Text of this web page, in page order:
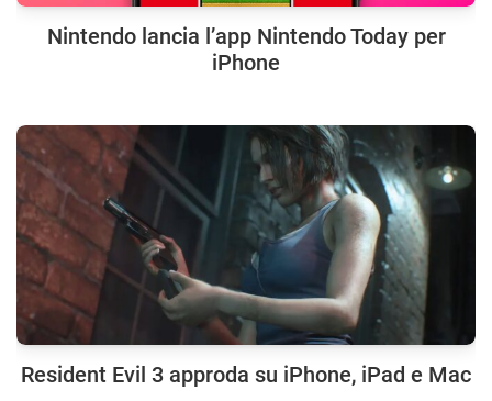
Nintendo lancia l’app Nintendo Today per
iPhone
Resident Evil 3 approda su iPhone, iPad e Mac